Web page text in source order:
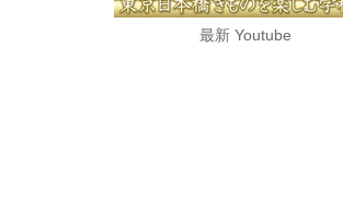
最新 Youtube